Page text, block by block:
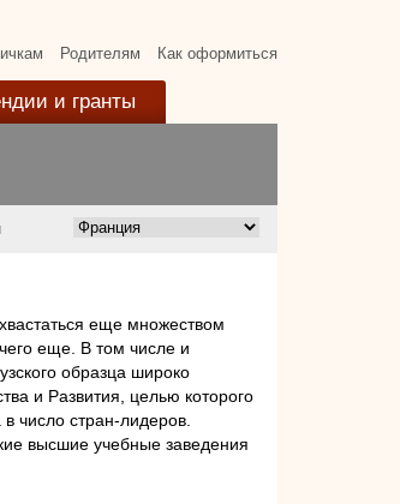
Родителям Как оформиться
и гранты
еще множеством
еще. В том числе и
образца широко
и Развития, целью которого
число стран-лидеров.
высшие учебные заведения